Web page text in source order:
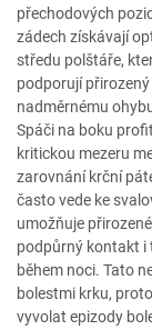
přechodových
zádech získávají
středu polštáře,
podporují
nadměrnému
Spáči na boku
kritickou mezeru
zarovnání krční
často vede ke
umožňuje
podpůrný kontakt i
během noci. Tato
bolestmi krku,
vyvolat epizody